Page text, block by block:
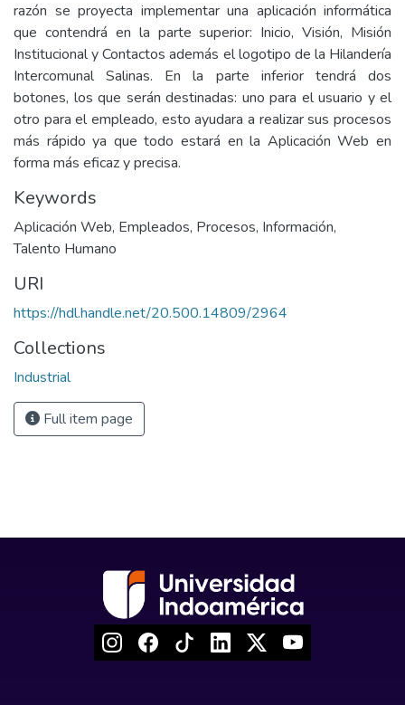
razón se proyecta implementar una aplicación informática
que contendrá en la parte superior: Inicio, Visión, Misión
Institucional y Contactos además el logotipo de la Hilandería
Intercomunal Salinas. En la parte inferior tendrá dos
botones, los que serán destinadas: uno para el usuario y el
otro para el empleado, esto ayudara a realizar sus procesos
más rápido ya que todo estará en la Aplicación Web en
forma más eficaz y precisa.
Keywords
Aplicación Web, Empleados, Procesos, Información,
Talento Humano
URI
https://hdl.handle.net/20.500.14809/2964
Collections
Industrial
Full item page